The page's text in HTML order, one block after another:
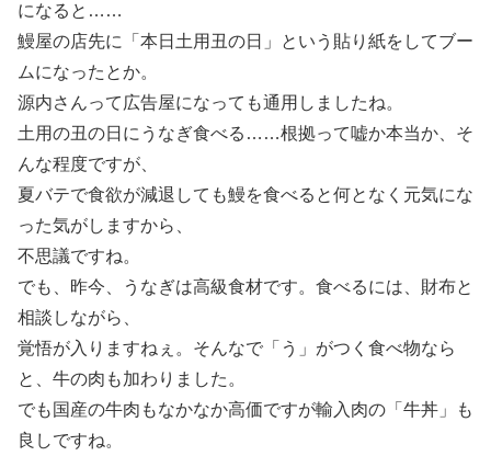
になると……
鰻屋の店先に「本日土用丑の日」という貼り紙をしてブー
ムになったとか。
源内さんって広告屋になっても通用しましたね。
土用の丑の日にうなぎ食べる……根拠って嘘か本当か、そ
んな程度ですが、
夏バテで食欲が減退しても鰻を食べると何となく元気にな
った気がしますから、
不思議ですね。
でも、昨今、うなぎは高級食材です。食べるには、財布と
相談しながら、
覚悟が入りますねぇ。そんなで「う」がつく食べ物なら
と、牛の肉も加わりました。
でも国産の牛肉もなかなか高価ですが輸入肉の「牛丼」も
良しですね。